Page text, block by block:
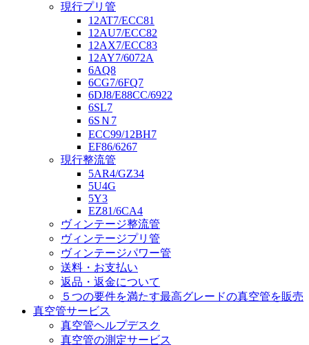
現行プリ管
12AT7/ECC81
12AU7/ECC82
12AX7/ECC83
12AY7/6072A
6AQ8
6CG7/6FQ7
6DJ8/E88CC/6922
6SL7
6SＮ7
ECC99/12BH7
EF86/6267
現行整流管
5AR4/GZ34
5U4G
5Y3
EZ81/6CA4
ヴィンテージ整流管
ヴィンテージプリ管
ヴィンテージパワー管
送料・お支払い
返品・返金について
５つの要件を満たす最高グレードの真空管を販売
真空管サービス
真空管ヘルプデスク
真空管の測定サービス